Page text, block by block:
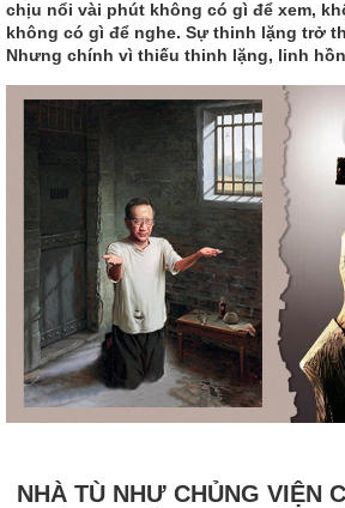
chịu nổi vài phút không có gì để xem,
không có gì để nghe. Sự thinh lặng trở
Nhưng chính vì thiếu thinh lặng, linh
NHÀ TÙ NHƯ CHỦNG VIỆN